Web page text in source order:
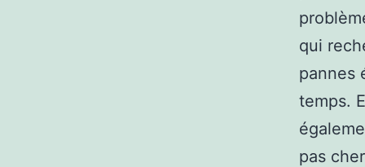
qui
pannes
temps.
pas